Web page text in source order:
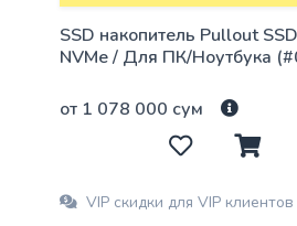
SSD накопитель Pullout
NVMe / Для ПК/Ноутбука
от 1 078 000 сум
VIP скидки для VIP клиентов